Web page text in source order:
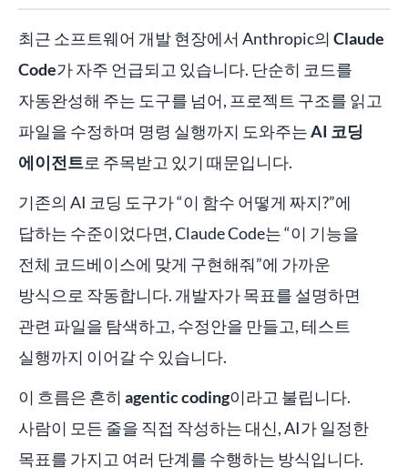
최근 소프트웨어 개발 현장에서 Anthropic의 Claude
Code가 자주 언급되고 있습니다. 단순히 코드를
자동완성해 주는 도구를 넘어, 프로젝트 구조를 읽고
파일을 수정하며 명령 실행까지 도와주는AI 코딩
에이전트로 주목받고 있기 때문입니다.
기존의 AI 코딩 도구가 “이 함수 어떻게 짜지?”에
답하는 수준이었다면, Claude Code는 “이 기능을
전체 코드베이스에 맞게 구현해줘”에 가까운
방식으로 작동합니다. 개발자가 목표를 설명하면
관련 파일을 탐색하고, 수정안을 만들고, 테스트
실행까지 이어갈 수 있습니다.
이 흐름은 흔히 agentic coding이라고 불립니다.
사람이 모든 줄을 직접 작성하는 대신, AI가 일정한
목표를 가지고 여러 단계를 수행하는 방식입니다.